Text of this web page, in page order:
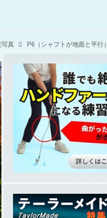
真 P6（シャフトが地面と平行）